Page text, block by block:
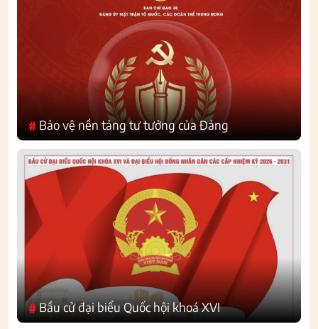
# Bảo vệ nền tảng tư tưởng của Đảng
#Bầu cử đại biểu Quốc hội khoá XVI